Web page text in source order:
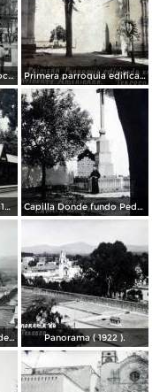
Vida Cotidiana en Texcoco de Mora, México 1922. Primera parroquia edificada en el continente Americano.
Estacion del Ferrocarril 1922. Capilla Donde fundo Pedro de Gante la primera escuela del continente Americano en 1522
Panorama de Texcoco de Mora,Edo de México 1922. Panorama ( 1922 ).